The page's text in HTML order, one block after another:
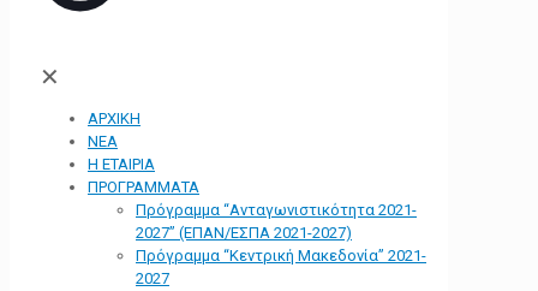
✕
ΑΡΧΙΚΗ
ΝΕΑ
Η ΕΤΑΙΡΙΑ
ΠΡΟΓΡΑΜΜΑΤΑ
Πρόγραμμα “Ανταγωνιστικότητα 2021-
2027” (ΕΠΑΝ/ΕΣΠΑ 2021-2027)
Πρόγραμμα “Κεντρική Μακεδονία” 2021-
2027